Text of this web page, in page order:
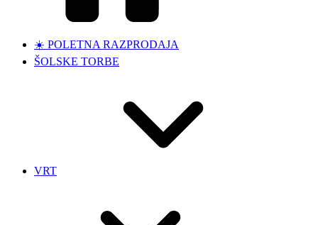
☀️ POLETNA RAZPRODAJA
ŠOLSKE TORBE
VRT